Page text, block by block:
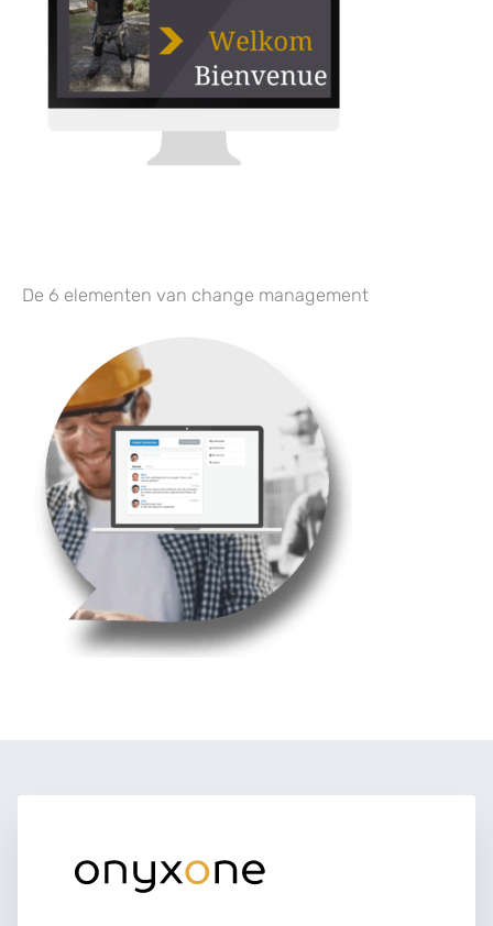
De 6 elementen van change management